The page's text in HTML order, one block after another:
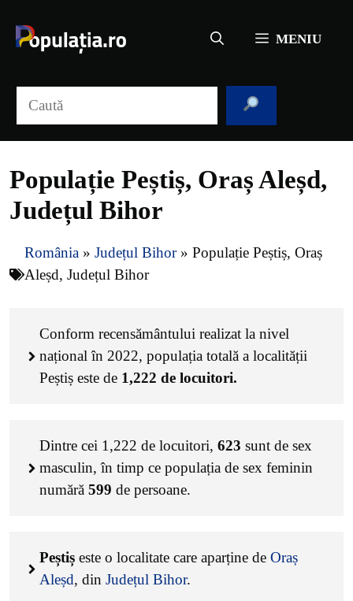
conținut
MENIU
Populație Peștiș, Oraș Aleșd,
Județul Bihor
România » Județul Bihor» Populație Peștiș, Oraș
Aleșd, Județul Bihor
Conform recensământului realizat la nivel
național în 2022, populația totală a localității
Peștiș este de 1,222 de locuitori.
Dintre cei 1,222 de locuitori, 623 sunt de sex
masculin, în timp ce populația de sex feminin
numără 599 de persoane.
Peștiș este o localitate care aparține de Oraș
Aleșd, din Județul Bihor.